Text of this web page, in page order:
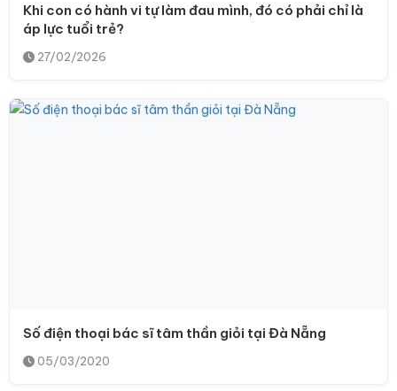
Khi con có hành vi tự làm đau mình, đó có phải chỉ là
áp lực tuổi trẻ?
27/02/2026
Số điện thoại bác sĩ tâm thần giỏi tại Đà Nẵng
05/03/2020